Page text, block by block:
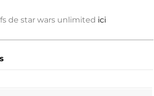
de star wars unlimited ici